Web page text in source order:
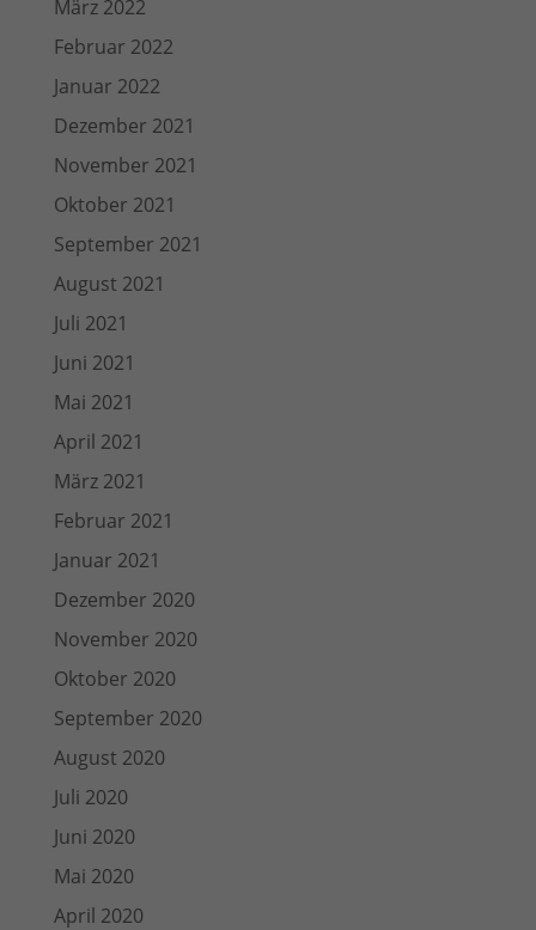
März 2022
Februar 2022
Januar 2022
Dezember 2021
November 2021
Oktober 2021
September 2021
August 2021
Juli 2021
Juni 2021
Mai 2021
April 2021
März 2021
Februar 2021
Januar 2021
Dezember 2020
November 2020
Oktober 2020
September 2020
August 2020
Juli 2020
Juni 2020
Mai 2020
April 2020